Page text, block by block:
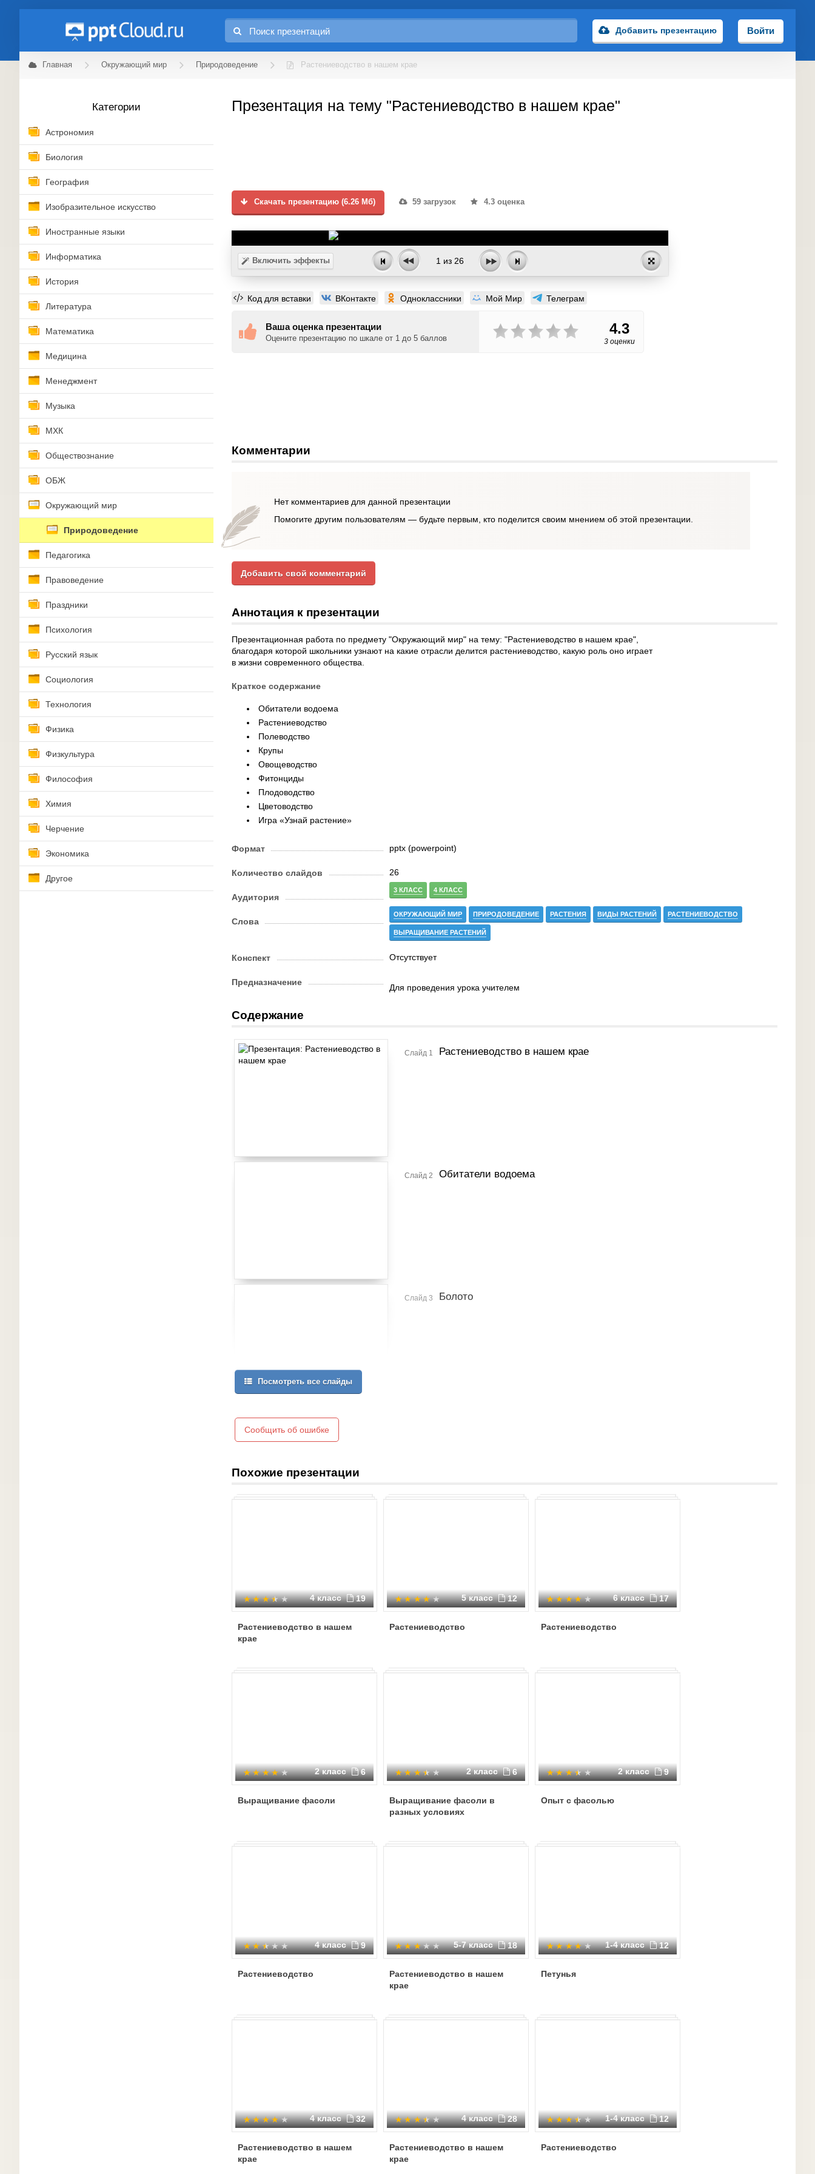
Добавить презентацию Войти
Главная Окружающий мир Природоведение Растениеводство в нашем крае
Категории
Астрономия
Биология
География
Изобразительное искусство
Иностранные языки
Информатика
История
Литература
Математика
Медицина
Менеджмент
Музыка
МХК
Обществознание
ОБЖ
Окружающий мир
Природоведение
Педагогика
Правоведение
Праздники
Психология
Русский язык
Социология
Технология
Физика
Физкультура
Философия
Химия
Черчение
Экономика
Другое
Презентация на тему "Растениеводство в нашем крае"
Скачать презентацию (6.26 Мб) 59 загрузок 4.3 оценка
Включить эффекты 1 из 26
Код для вставки ВКонтакте Одноклассники Мой Мир Телеграм
Ваша оценка презентации
Оцените презентацию по шкале от 1 до 5 баллов
4.3
3 оценки
Комментарии
Нет комментариев для данной презентации
Помогите другим пользователям — будьте первым, кто поделится своим мнением об этой презентации.
Добавить свой комментарий
Аннотация к презентации
Презентационная работа по предмету "Окружающий мир" на тему: "Растениеводство в нашем крае",
благодаря которой школьники узнают на какие отрасли делится растениеводство, какую роль оно играет
в жизни современного общества.
Краткое содержание
Обитатели водоема
Растениеводство
Полеводство
Крупы
Овощеводство
Фитонциды
Плодоводство
Цветоводство
Игра «Узнай растение»
Формат pptx (powerpoint)
Количество слайдов 26
Аудитория
3 КЛАСС 4 КЛАСС
Слова
ОКРУЖАЮЩИЙ МИР ПРИРОДОВЕДЕНИЕ РАСТЕНИЯ ВИДЫ РАСТЕНИЙ РАСТЕНИЕВОДСТВО
ВЫРАЩИВАНИЕ РАСТЕНИЙ
Конспект Отсутствует
Предназначение
Для проведения урока учителем
Содержание
Слайд 1 Растениеводство в нашем крае
Слайд 2 Обитатели водоема
Слайд 3 Болото
Посмотреть все слайды
Сообщить об ошибке
Похожие презентации
4 класс 19
Растениеводство в нашем
крае
5 класс 12
Растениеводство
6 класс 17
Растениеводство
2 класс 6
Выращивание фасоли
2 класс 6
Выращивание фасоли в
разных условиях
2 класс 9
Опыт с фасолью
4 класс 9
Растениеводство
5-7 класс 18
Растениеводство в нашем
крае
1-4 класс 12
Петунья
4 класс 32
Растениеводство в нашем
крае
4 класс 28
Растениеводство в нашем
крае
1-4 класс 12
Растениеводство